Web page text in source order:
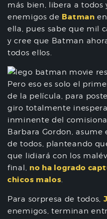
más bien, libera a todos
enemigos de Batman
ella, pues sabe que mil
y cree que Batman
todos ellos.
Pero eso es solo el
de la película, para
giro totalmente
inminente del
Barbara Gordon, asume
de todos, planteando
que lidiará con los
final, no ha logrado
chicos malos.
Para sorpresa de todos,
enemigos, terminan